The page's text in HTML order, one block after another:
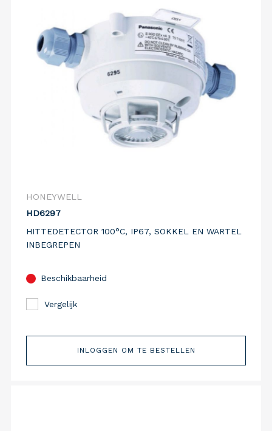
HONEYWELL
HD6297
HITTEDETECTOR 100°C, IP67, SOKKEL EN WARTEL
INBEGREPEN
Beschikbaarheid
Vergelijk
INLOGGEN OM TE BESTELLEN